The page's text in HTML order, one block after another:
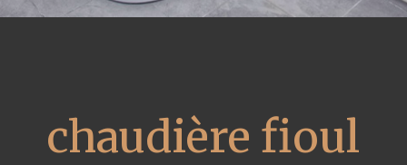
chaudière fioul